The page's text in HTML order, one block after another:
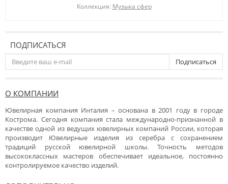
Коллекция: Музыка сфер
ПОДПИСАТЬСЯ
Подписаться
О КОМПАНИИ
Ювелирная компания Инталия – основана в 2001 году в городе
Кострома. Сегодня компания стала международно-признанной в
качестве одной из ведущих ювелирных компаний России, которая
производит Ювелирные изделия из серебра с сохранением
традиций русской ювелирной школы. Точность методов
высококлассных мастеров обеспечивает идеальное, постоянно
контролируемое качество изделий.